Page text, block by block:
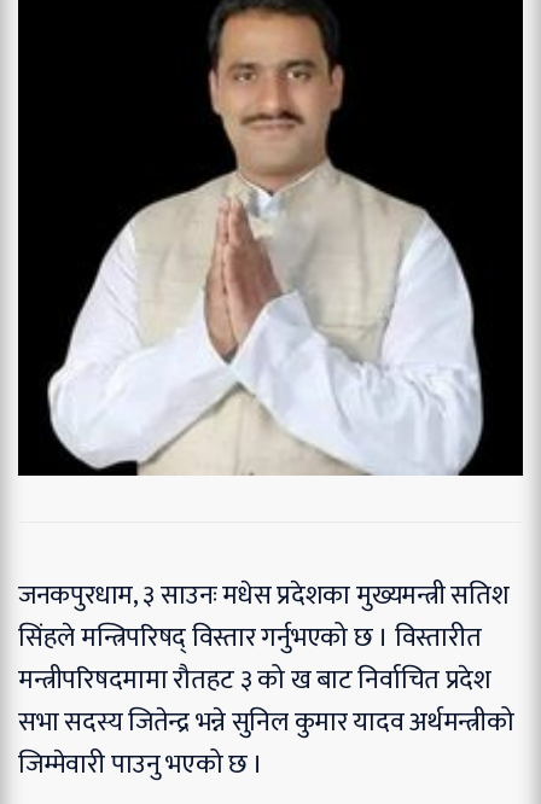
जनकपुरधाम, ३ साउनः मधेस प्रदेशका मुख्यमन्त्री सतिश
सिंहले मन्त्रिपरिषद् विस्तार गर्नुभएको छ । विस्तारीत
मन्त्रीपरिषदमामा रौतहट ३ को ख बाट निर्वाचित प्रदेश
सभा सदस्य जितेन्द्र भन्ने सुनिल कुमार यादव अर्थमन्त्रीको
जिम्मेवारी पाउनु भएको छ ।